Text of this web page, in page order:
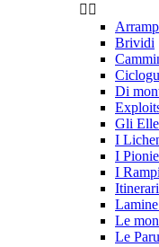
 
Brividi
Di
Gli
I
I
I
Itinerari
Le
Le